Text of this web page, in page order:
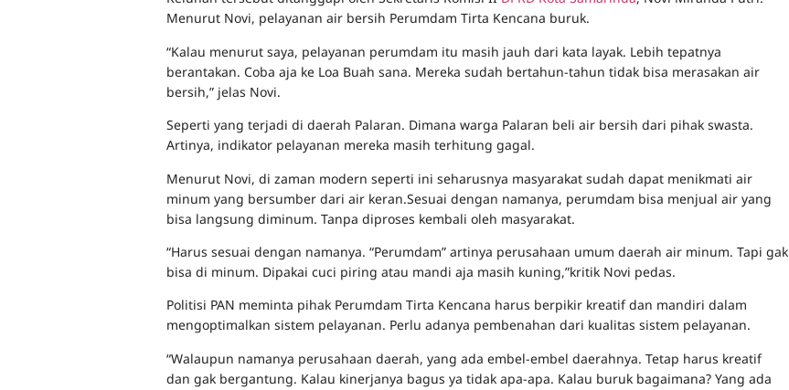
Menurut Novi, pelayanan air bersih Perumdam Tirta Kencana buruk.
“Kalau menurut saya, pelayanan perumdam itu masih jauh dari kata layak. Lebih tepatnya
berantakan. Coba aja ke Loa Buah sana. Mereka sudah bertahun-tahun tidak bisa merasakan air
bersih,” jelas Novi.
Seperti yang terjadi di daerah Palaran. Dimana warga Palaran beli air bersih dari pihak swasta.
Artinya, indikator pelayanan mereka masih terhitung gagal.
Menurut Novi, di zaman modern seperti ini seharusnya masyarakat sudah dapat menikmati air
minum yang bersumber dari air keran.Sesuai dengan namanya, perumdam bisa menjual air yang
bisa langsung diminum. Tanpa diproses kembali oleh masyarakat.
“Harus sesuai dengan namanya. “Perumdam” artinya perusahaan umum daerah air minum. Tapi gak
bisa di minum. Dipakai cuci piring atau mandi aja masih kuning,”kritik Novi pedas.
Politisi PAN meminta pihak Perumdam Tirta Kencana harus berpikir kreatif dan mandiri dalam
mengoptimalkan sistem pelayanan. Perlu adanya pembenahan dari kualitas sistem pelayanan.
“Walaupun namanya perusahaan daerah, yang ada embel-embel daerahnya. Tetap harus kreatif
dan gak bergantung. Kalau kinerjanya bagus ya tidak apa-apa. Kalau buruk bagaimana? Yang ada